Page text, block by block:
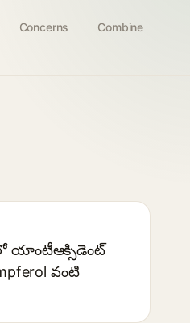
Concerns Combine
యాంటీఆక్సిడెంట్
వంటి